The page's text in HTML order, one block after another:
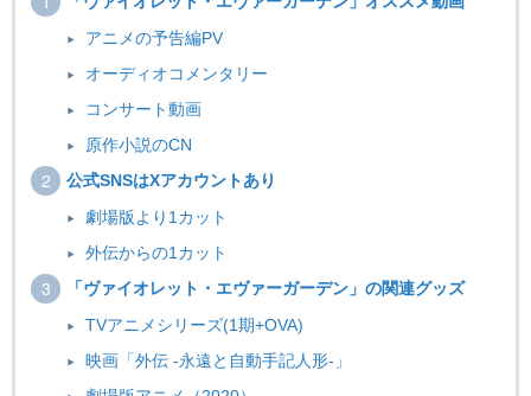
アニメの予告編PV
オーディオコメンタリー
コンサート動画
原作小説のCN
公式SNSはXアカウントあり
劇場版より1カット
外伝からの1カット
「ヴァイオレット・エヴァーガーデン」の関連グッズ
TVアニメシリーズ(1期+OVA)
映画「外伝 -永遠と自動手記人形-」